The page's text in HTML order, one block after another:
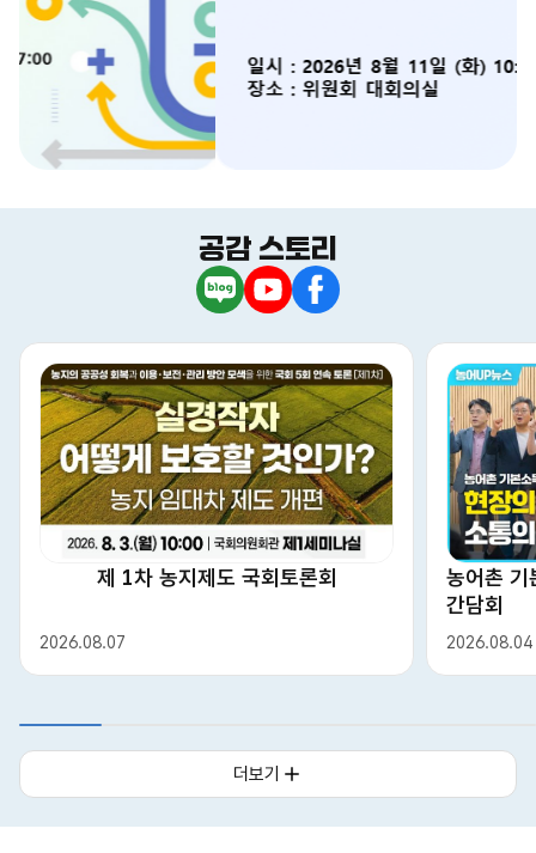
유연성 확보의 필요성이 제기되었다. 김호 위원장은 “임업인은
국토의 63%에 달하는 산림을 가꾸며 공익적 가치를 창출하고
있음에도 제도적 틀 때문에 불합리한 차별을 받고 있다”면서
“이번 TF를 통해 실제 땀 흘려 임산물을 생산하는 임업인이
체감할 수 있는 실질적 개선안을 마련하겠다”고 밝혔다. 농특위는
앞으로 TF 회의를 수시로 개최하여 세부 대책을 마련하고, 토론회
의결한 뒤 정부 관계 부처에 이행을 촉구할 계획이다.
공감 스토리
네
버
블
로
그
유
브
페
스
북
더보기
제 1차 농지제도 국회토론회
2026.08.07
농어촌 기
간담회
2026.08.04